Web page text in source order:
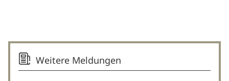
Weitere Meldungen